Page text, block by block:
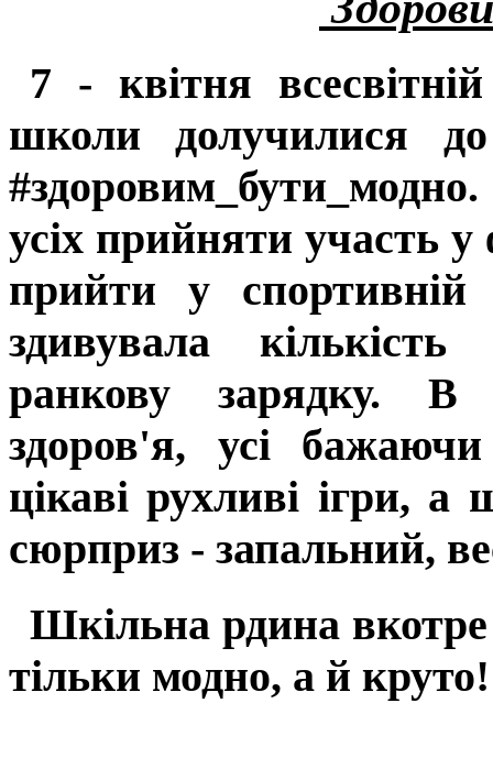
7 - квітня
школи долучилися до
усіх прийняти участь у
прийти у
здивувала
ранкову зарядку. В
здоров'я, усі
цікаві рухливі ігри,
сюрприз - запальний,
Шкільна рдина
тільки модно, а й круто!